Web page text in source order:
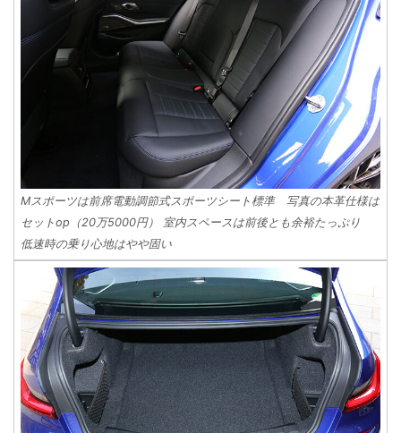
Mスポーツは前席電動調節式スポーツシート標準 写真の本革仕様は
セットop（20万5000円） 室内スペースは前後とも余裕たっぷり
低速時の乗り心地はやや固い